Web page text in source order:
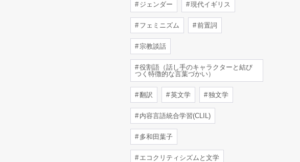
ジェンダー 現代イギリス
フェミニズム 前置詞
宗教談話
役割語（話し手のキャラクターと結び
つく特徴的な言葉づかい）
翻訳 英文学 独文学
内容言語統合学習(CLIL)
多和田葉子
エコクリティシズムと文学